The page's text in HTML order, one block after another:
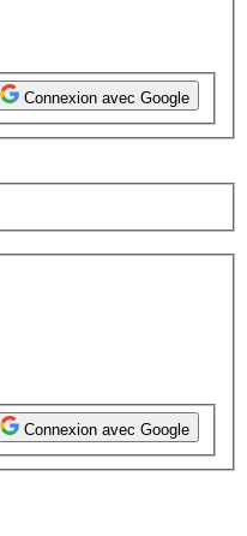
Connexion avec Google
Connexion avec Google